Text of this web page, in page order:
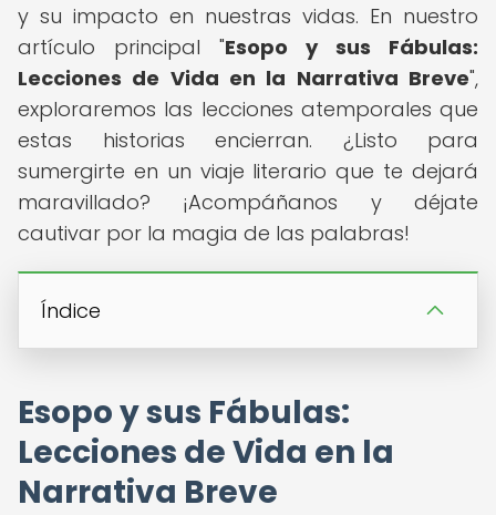
y su impacto en nuestras vidas. En nuestro
artículo principal "Esopo y sus Fábulas:
Lecciones de Vida en la Narrativa Breve",
exploraremos las lecciones atemporales que
estas historias encierran. ¿Listo para
sumergirte en un viaje literario que te dejará
maravillado? ¡Acompáñanos y déjate
cautivar por la magia de las palabras!
Índice
Esopo y sus Fábulas:
Lecciones de Vida en la
Narrativa Breve